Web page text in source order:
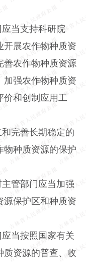
当支持科研院
开展农作物种质资
善农作物种质资源
加强农作物种质资
价和创制应用工
完善长期稳定的
物种质资源的保护
管部门应当加强
源保护区和种质资
当按照国家有关
质资源的普查、收